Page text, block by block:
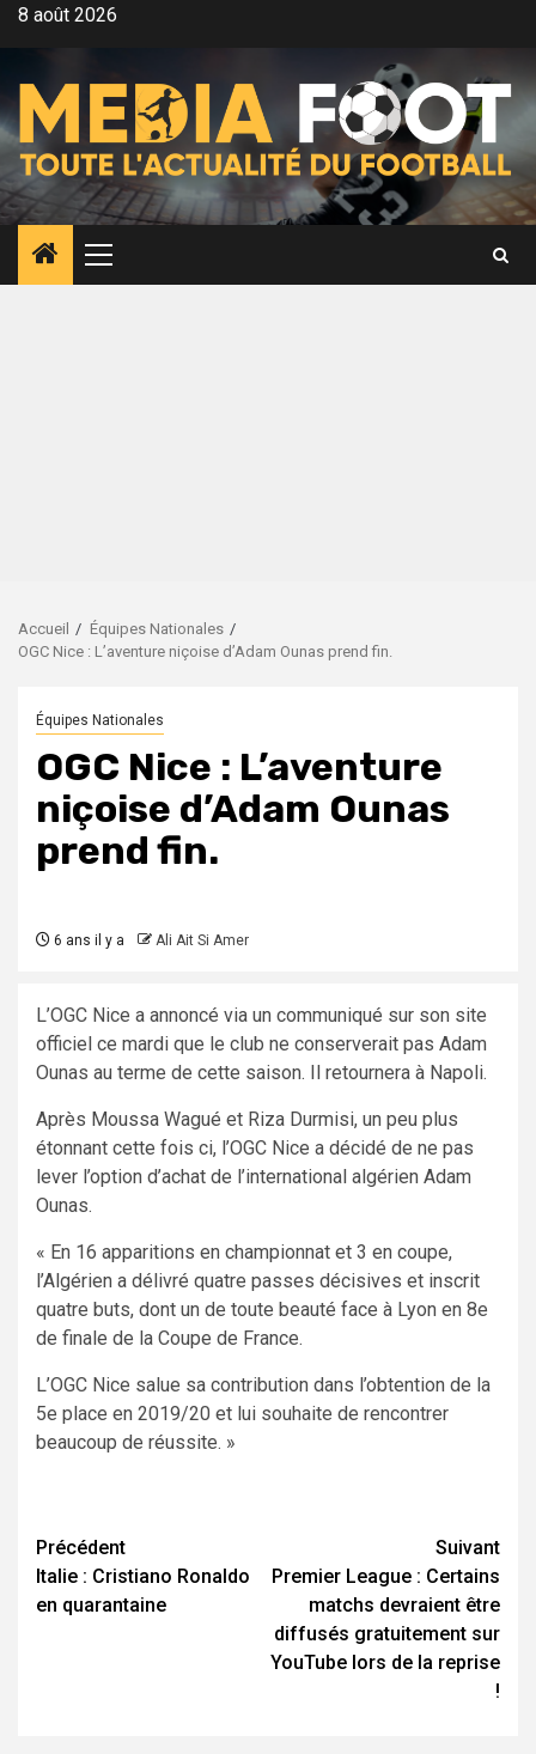
Aller8 août 2026
Menu
principal
Accueil
Équipes Nationales
OGC Nice : L’aventure niçoise d’Adam Ounas prend fin.
Équipes Nationales
OGC Nice : L’aventure
niçoise d’Adam Ounas
prend fin.
6 ans il y a Ali Ait Si Amer
L’OGC Nice a annoncé via un communiqué sur son site
officiel ce mardi que le club ne conserverait pas Adam
Ounas au terme de cette saison. Il retournera à Napoli.
Après Moussa Wagué et Riza Durmisi, un peu plus
étonnant cette fois ci, l’OGC Nice a décidé de ne pas
lever l’option d’achat de l’international algérien Adam
Ounas.
« En 16 apparitions en championnat et 3 en coupe,
l’Algérien a délivré quatre passes décisives et inscrit
quatre buts, dont un de toute beauté face à Lyon en 8e
de finale de la Coupe de France.
L’OGC Nice salue sa contribution dans l’obtention de la
5e place en 2019/20 et lui souhaite de rencontrer
beaucoup de réussite. »
Navigation
d’article
Précédent
Italie : Cristiano Ronaldo
en quarantaine
Suivant
Premier League : Certains
matchs devraient être
diffusés gratuitement sur
YouTube lors de la reprise
!